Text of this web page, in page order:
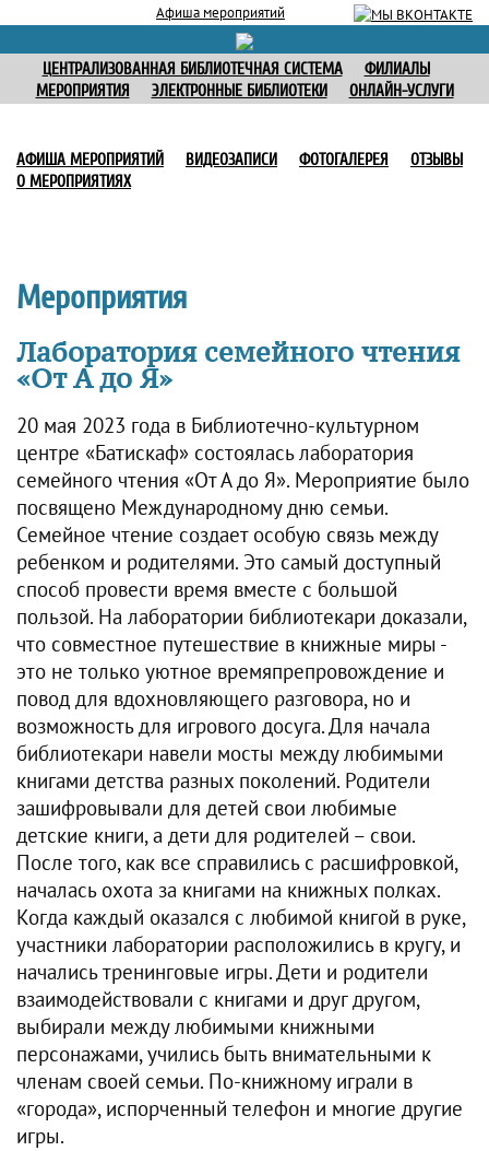
Афиша мероприятий
ЦЕНТРАЛИЗОВАННАЯ БИБЛИОТЕЧНАЯ СИСТЕМА
ФИЛИАЛЫ
МЕРОПРИЯТИЯ
ЭЛЕКТРОННЫЕ БИБЛИОТЕКИ ОНЛАЙН-УСЛУГИ
АФИША МЕРОПРИЯТИЙ ВИДЕОЗАПИСИ ФОТОГАЛЕРЕЯ
ОТЗЫВЫ
О МЕРОПРИЯТИЯХ
Мероприятия
Лаборатория семейного чтения
«От А до Я»
20 мая 2023 года в Библиотечно-культурном
центре «Батискаф» состоялась лаборатория
семейного чтения «От А до Я». Мероприятие было
посвящено Международному дню семьи.
Семейное чтение создает особую связь между
ребенком и родителями. Это самый доступный
способ провести время вместе с большой
пользой. На лаборатории библиотекари доказали,
что совместное путешествие в книжные миры -
это не только уютное времяпрепровождение и
повод для вдохновляющего разговора, но и
возможность для игрового досуга. Для начала
библиотекари навели мосты между любимыми
книгами детства разных поколений. Родители
зашифровывали для детей свои любимые
детские книги, а дети для родителей – свои.
После того, как все справились с расшифровкой,
началась охота за книгами на книжных полках.
Когда каждый оказался с любимой книгой в руке,
участники лаборатории расположились в кругу, и
начались тренинговые игры. Дети и родители
взаимодействовали с книгами и друг другом,
выбирали между любимыми книжными
персонажами, учились быть внимательными к
членам своей семьи. По-книжному играли в
«города», испорченный телефон и многие другие
игры.